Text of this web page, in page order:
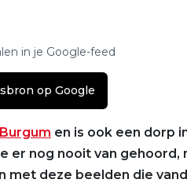
in je Google-feed
op Google
Burgum en is ook een dorp
er nog nooit van
met deze beelden die